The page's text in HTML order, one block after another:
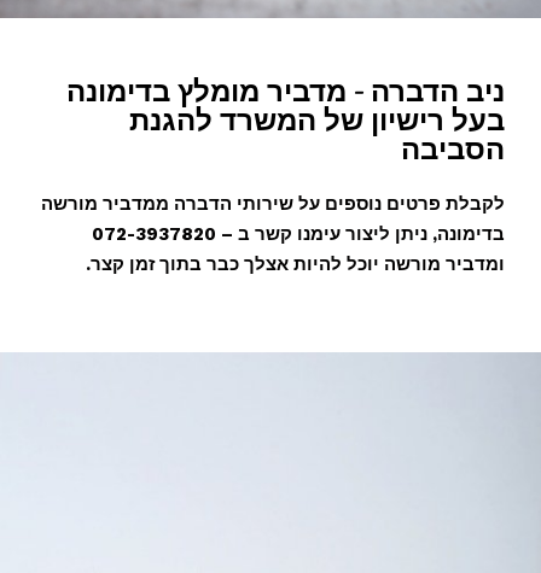
ניב הדברה - מדביר מומלץ בדימונה
בעל רישיון של המשרד להגנת
הסביבה
לקבלת פרטים נוספים על שירותי הדברה ממדביר מורשה
בדימונה, ניתן ליצור עימנו קשר ב – 072-3937820
ומדביר מורשה יוכל להיות אצלך כבר בתוך זמן קצר.